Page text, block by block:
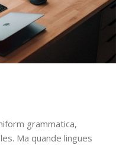
grammatica,
Ma quande lingues